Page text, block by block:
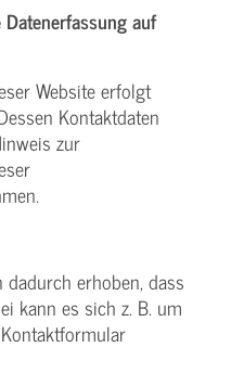
auf
Website erfolgt
Kontaktdaten
zur
erhoben, dass
kann es sich z. B. um